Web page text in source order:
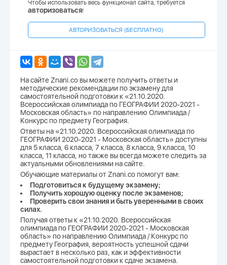
Чтобы использовать весь функционал сайта, требуется
авторизоваться!
АВТОРИЗОВАТЬСЯ (БЕСПЛАТНО)
На сайте Znani.co вы можете получить ответы и
методические рекомендации по экзамену для
самостоятельной подготовки к «21.10.2020.
Всероссийская олимпиада по ГЕОГРАФИИ 2020-2021 -
Московская область» по направлению Олимпиада /
Конкурс по предмету География.
Ответы на «21.10.2020. Всероссийская олимпиада по
ГЕОГРАФИИ 2020-2021 - Московская область» доступны
для 5 класса, 6 класса, 7 класса, 8 класса, 9 класса, 10
класса, 11 класса, но также вы всегда можете следить за
актуальными обновлениями на сайте.
Обучающие материалы от Znani.co помогут вам:
Подготовиться к будущему экзамену;
Получить хорошую оценку после экзаменов;
Проверить свои знания и быть уверенными в своих
силах.
Получая ответы к «21.10.2020. Всероссийская
олимпиада по ГЕОГРАФИИ 2020-2021 - Московская
область» по направлению Олимпиада / Конкурс по
предмету География, вероятность успешной сдачи
вырастает в несколько раз, как и эффективности
самостоятельной подготовки к сдаче экзамена.